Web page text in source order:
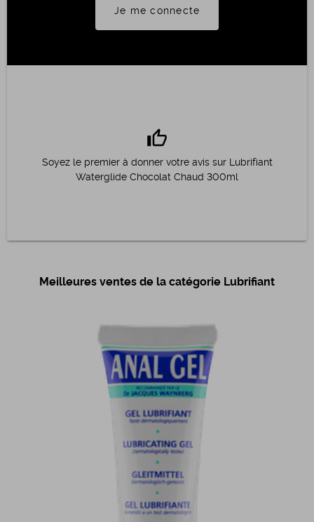
Je me connecte
thumb_up
Soyez le premier à donner votre avis sur Lubrifiant
Waterglide Chocolat Chaud 300ml
Meilleures ventes de la catégorie Lubrifiant